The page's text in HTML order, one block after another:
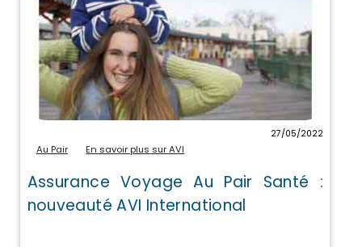
27/05/2022
Au Pair En savoir plus sur AVI
Assurance Voyage Au Pair Santé :
nouveauté AVI International